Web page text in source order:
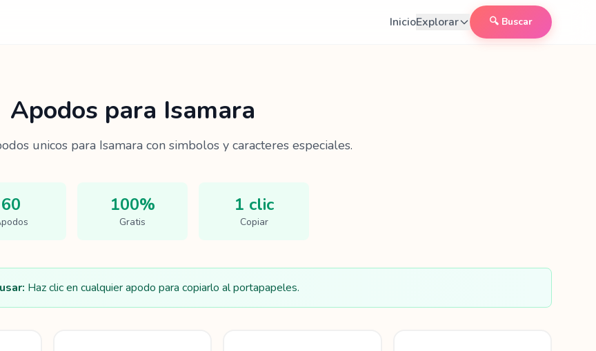
InicioExplorar 🔍 Buscar
Apodos para Isamara
unicos para Isamara con simbolos y caracteres especiales.
60 100%
Gratis
1 clic
Copiar
Haz clic en cualquier apodo para copiarlo al portapapeles.